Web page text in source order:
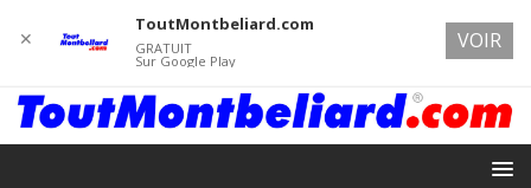
✕
ToutMontbeliard.com
GRATUIT
Sur Google Play
VOIR